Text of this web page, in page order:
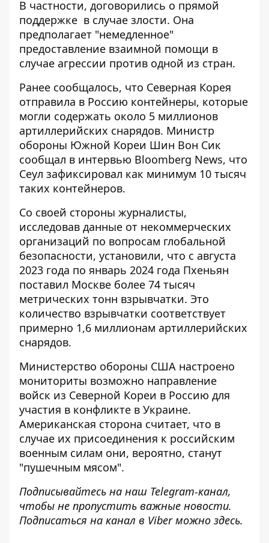
В частности, договорились о прямой
поддержке в случае злости. Она
предполагает "немедленное"
предоставление взаимной помощи в
случае агрессии против одной из стран.
Ранее сообщалось, что Северная Корея
отправила в Россию контейнеры, которые
могли содержать около 5 миллионов
артиллерийских снарядов. Министр
обороны Южной Кореи Шин Вон Сик
сообщал в интервью Bloomberg News, что
Сеул зафиксировал как минимум 10 тысяч
таких контейнеров.
Со своей стороны журналисты,
исследовав данные от некоммерческих
организаций по вопросам глобальной
безопасности, установили, что с августа
2023 года по январь 2024 года Пхеньян
поставил Москве более 74 тысяч
метрических тонн взрывчатки. Это
количество взрывчатки соответствует
примерно 1,6 миллионам артиллерийских
снарядов.
Министерство обороны США настроено
мониториты возможно направление
войск из Северной Кореи в Россию для
участия в конфликте в Украине.
Американская сторона считает, что в
случае их присоединения к российским
военным силам они, вероятно, станут
"пушечным мясом".
Подписывайтесь на наш Telegram-канал,
чтобы не пропустить важные новости.
Подписаться на канал в Viber можно здесь.